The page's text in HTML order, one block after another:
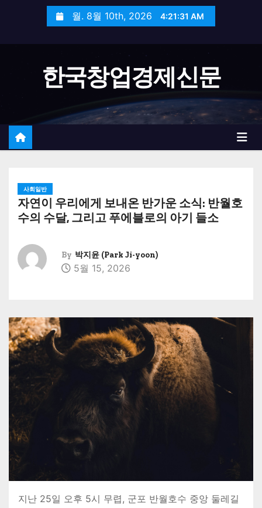
월. 8월 10th, 2026 4:21:31 AM
한국창업경제신문
사회일반
자연이 우리에게 보내온 반가운 소식: 반월호
수의 수달, 그리고 푸에블로의 아기 들소
By 박지윤 (Park Ji-yoon)
5월 15, 2026
지난 25일 오후 5시 무렵, 군포 반월호수 중앙 둘레길